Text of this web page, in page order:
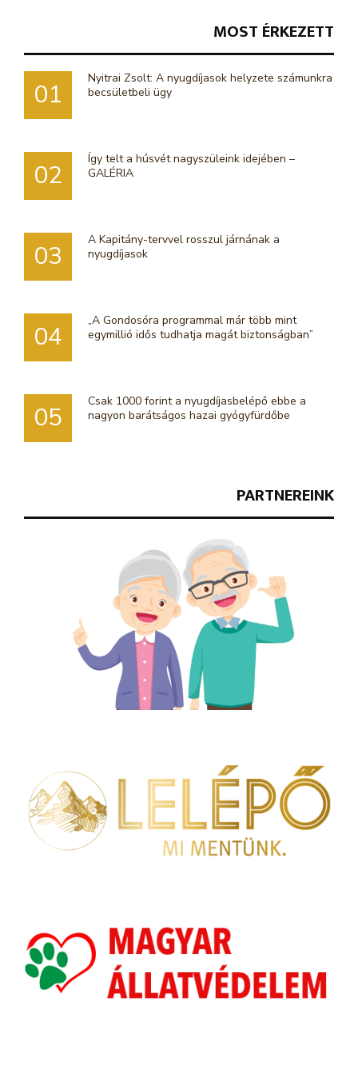
PARTNEREINK
MOST ÉRKEZETT
01
Nyitrai Zsolt: A nyugdíjasok helyzete számunkra
becsületbeli ügy
02
Így telt a húsvét nagyszüleink idejében –
GALÉRIA
03
A Kapitány-tervvel rosszul járnának a
nyugdíjasok
04
„A Gondosóra programmal már több mint
egymillió idős tudhatja magát biztonságban”
05
Csak 1000 forint a nyugdíjasbelépő ebbe a
nagyon barátságos hazai gyógyfürdőbe